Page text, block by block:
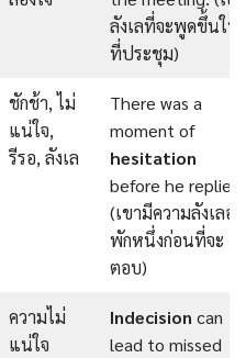
ลังเลที่จะพูดขึ้นใน
ที่ประชุม)
ชักช้า, ไม่
แน่ใจ,
รีรอ, ลังเล
There was a
moment of
hesitation
before he replied.
(เขามีความลังเลอยู่
พักหนึ่งก่อนที่จะ
ตอบ)
ความไม่
แน่ใจ
Indecision can
lead to missed